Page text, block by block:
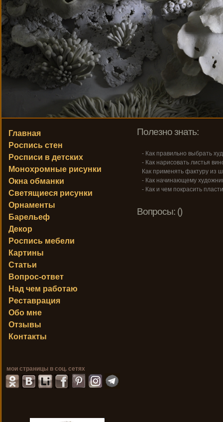
Полезно знать:
- Как правильно выбрать
- Как нарисовать листья
Как применять фактуру из
- Как начинающему
- Как и чем покрасить
Вопросы: ()
Главная
Роспись стен
Росписи в детских
Монохромные рисунки
Окна обманки
Светящиеся рисунки
Орнаменты
Барельеф
Декор
Роспись мебели
Картины
Статьи
Вопрос-ответ
Над чем работаю
Реставрация
Обо мне
Отзывы
Контакты
мои страницы в соц. сетях